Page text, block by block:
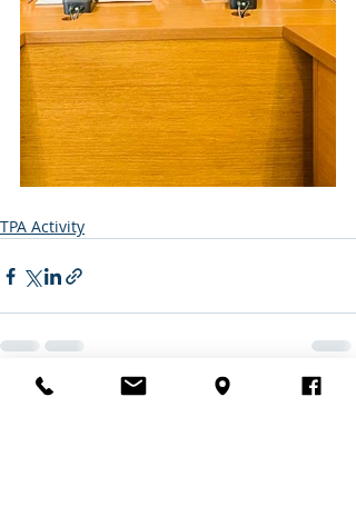
TPA Activity
Recent Posts See All